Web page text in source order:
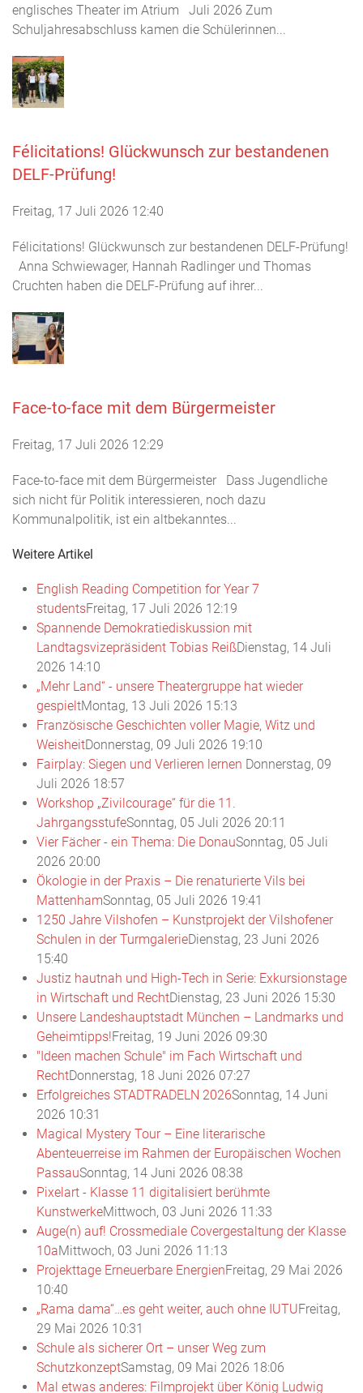
englisches Theater im Atrium Juli 2026 Zum
Schuljahresabschluss kamen die Schülerinnen...
Félicitations! Glückwunsch zur bestandenen
DELF-Prüfung!
Freitag, 17 Juli 2026 12:40
Félicitations! Glückwunsch zur bestandenen DELF-Prüfung!
Anna Schwiewager, Hannah Radlinger und Thomas
Cruchten haben die DELF-Prüfung auf ihrer...
Face-to-face mit dem Bürgermeister
Freitag, 17 Juli 2026 12:29
Face-to-face mit dem Bürgermeister Dass Jugendliche
sich nicht für Politik interessieren, noch dazu
Kommunalpolitik, ist ein altbekanntes...
Weitere Artikel
English Reading Competition for Year 7
studentsFreitag, 17 Juli 2026 12:19
Spannende Demokratiediskussion mit
Landtagsvizepräsident Tobias ReißDienstag, 14 Juli
2026 14:10
„Mehr Land“ - unsere Theatergruppe hat wieder
gespieltMontag, 13 Juli 2026 15:13
Französische Geschichten voller Magie, Witz und
WeisheitDonnerstag, 09 Juli 2026 19:10
Fairplay: Siegen und Verlieren lernen Donnerstag, 09
Juli 2026 18:57
Workshop „Zivilcourage“ für die 11.
JahrgangsstufeSonntag, 05 Juli 2026 20:11
Vier Fächer - ein Thema: Die DonauSonntag, 05 Juli
2026 20:00
Ökologie in der Praxis – Die renaturierte Vils bei
MattenhamSonntag, 05 Juli 2026 19:41
1250 Jahre Vilshofen – Kunstprojekt der Vilshofener
Schulen in der TurmgalerieDienstag, 23 Juni 2026
15:40
Justiz hautnah und High-Tech in Serie: Exkursionstage
in Wirtschaft und RechtDienstag, 23 Juni 2026 15:30
Unsere Landeshauptstadt München – Landmarks und
Geheimtipps!Freitag, 19 Juni 2026 09:30
"Ideen machen Schule" im Fach Wirtschaft und
RechtDonnerstag, 18 Juni 2026 07:27
Erfolgreiches STADTRADELN 2026Sonntag, 14 Juni
2026 10:31
Magical Mystery Tour – Eine literarische
Abenteuerreise im Rahmen der Europäischen Wochen
PassauSonntag, 14 Juni 2026 08:38
Pixelart - Klasse 11 digitalisiert berühmte
KunstwerkeMittwoch, 03 Juni 2026 11:33
Auge(n) auf! Crossmediale Covergestaltung der Klasse
10aMittwoch, 03 Juni 2026 11:13
Projekttage Erneuerbare EnergienFreitag, 29 Mai 2026
10:40
„Rama dama“…es geht weiter, auch ohne IUTUFreitag,
29 Mai 2026 10:31
Schule als sicherer Ort – unser Weg zum
SchutzkonzeptSamstag, 09 Mai 2026 18:06
Mal etwas anderes: Filmprojekt über König Ludwig